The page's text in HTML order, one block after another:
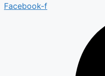
Facebook-f